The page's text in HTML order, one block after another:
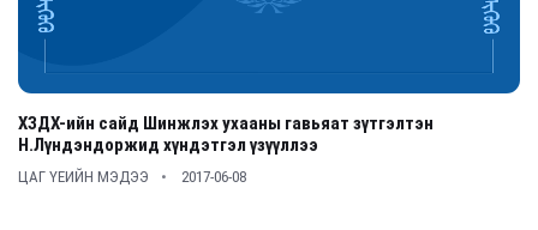
ХЗДХ-ийн сайд Шинжлэх ухааны гавьяат зүтгэлтэн
Н.Лүндэндоржид хүндэтгэл үзүүллээ
ЦАГ ҮЕИЙН МЭДЭЭ 2017-06-08